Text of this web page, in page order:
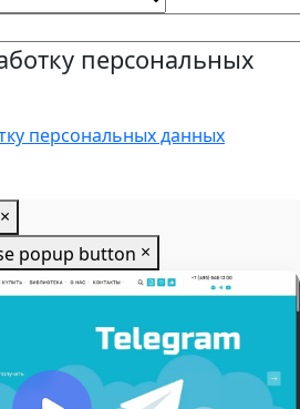
персональных
персональных данных
×
×